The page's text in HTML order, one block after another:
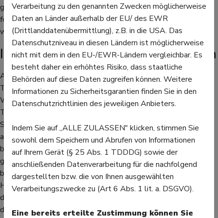
gibt es die nötigen Informationen dazu, außerdem können hier
fertige oder selbst gemischte Tees gegen Husten gekauft
werden.
Inhalieren, lutschen oder einreiben
Auch beim Inhalieren können Pflanzen wie Kamille oder
Thymian ins heiße Wasser gemischt, zusätzlich eine gute
Wirkung entfalten. Ingwer, mit heißem Wasser übergossen als
Tee eingenommen, ist ebenfalls ein gutes Mittel, um den
Schleim zu lösen - seine ätherischen Öle sind außerdem
antibakteriell und entzündungshemmend. Eine weitere
bekannte Pflanze, die als Tee, Sirup oder Lutschpastillen
gegen Husten wirkt, ist Salbei. Auch er wirkt antibakteriell und
beruhigt den entzündeten Hals, sodass kein weiterer
Hustenreiz entsteht. Abends bietet es sich außerdem an, vor
dem Schlafengehen Brust und Rücken mit Salben einzureiben,
die Menthol, Eukalyptus- oder Kiefernöl enthalten. Sie helfen
Verarbeitung zu den genannten Zwecken möglicherweise
Daten an Länder außerhalb der EU/ des EWR
(Drittlanddatenübermittlung), z.B. in die USA. Das
Datenschutzniveau in diesen Ländern ist möglicherweise
nicht mit dem in den EU-/EWR-Ländern vergleichbar. Es
besteht daher ein erhöhtes Risiko, dass staatliche
Behörden auf diese Daten zugreifen können. Weitere
Informationen zu Sicherheitsgarantien finden Sie in den
Datenschutzrichtlinien des jeweiligen Anbieters.
Indem Sie auf „ALLE ZULASSEN" klicken, stimmen Sie
sowohl dem Speichern und Abrufen von Informationen
auf Ihrem Gerät (§ 25 Abs. 1 TDDDG) sowie der
anschließenden Datenverarbeitung für die nachfolgend
dargestellten bzw. die von Ihnen ausgewählten
Verarbeitungszwecke zu (Art 6 Abs. 1 lit. a. DSGVO).
Eine bereits erteilte Zustimmung können Sie